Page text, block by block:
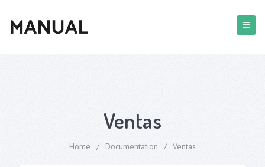
Ventas
Home / Documentation / Ventas